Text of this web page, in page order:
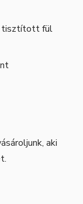
tisztított fül
aki